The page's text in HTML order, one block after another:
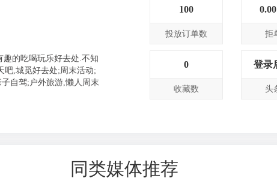
趣的吃喝玩乐好去处.不知
吧,城觅好去处;周末活动;
自驾;户外旅游,懒人周末
100
投放订单数 拒
0
收藏数
登录
头
同类媒体推荐